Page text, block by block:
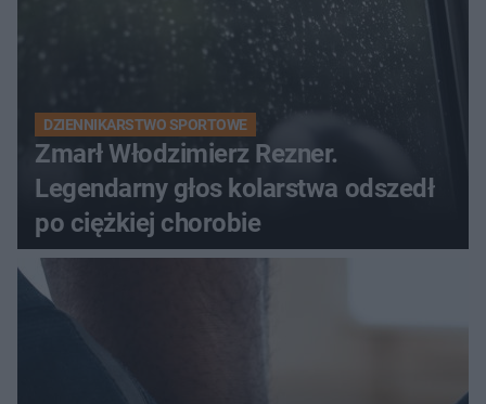
DZIENNIKARSTWO SPORTOWE
Zmarł Włodzimierz Rezner.
Legendarny głos kolarstwa odszedł
po ciężkiej chorobie